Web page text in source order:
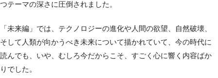
つテーマの深さに圧倒されました。
「未来編」では、テクノロジーの進化や人間の欲望、自然破壊、
そして人類が向かうべき未来について描かれていて、今の時代に
読んでも、いや、むしろ今だからこそ、すごく心に響く内容ばか
りでした。